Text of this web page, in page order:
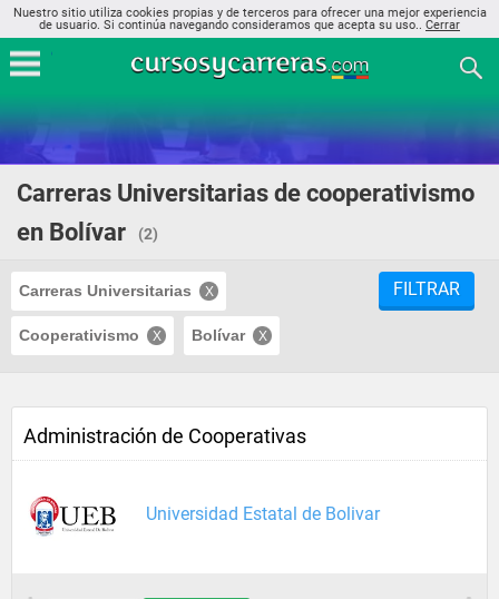
Nuestro sitio utiliza cookies propias y de terceros para ofrecer una mejor experiencia
de usuario. Si continúa navegando consideramos que acepta su uso.. Cerrar
Carreras Universitarias de cooperativismo
en Bolívar
(2)
Carreras Universitarias
Cooperativismo Bolívar
FILTRAR
Administración de Cooperativas
Universidad Estatal de Bolivar